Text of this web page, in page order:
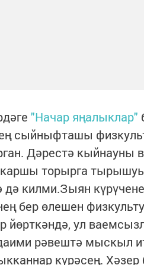
"Начар яңалыклар"
сыйныфташы
Дәрестә кыйнауны
торырга тырышуы
дә килми.Зыян
бер өлешен
йөрткәндә, ул
рәвештә мыскыл
күрәсең. Хәзер